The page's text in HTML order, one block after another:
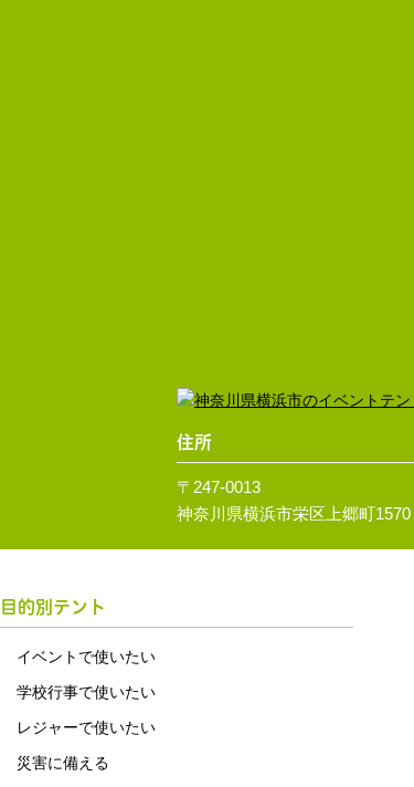
住所
〒247-0013
神奈川県横浜市栄区上郷町1570
目的別テント
イベントで使いたい
学校行事で使いたい
レジャーで使いたい
災害に備える